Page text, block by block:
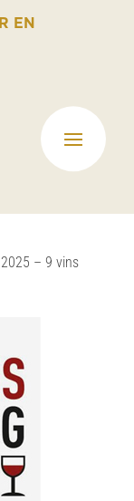
EN
– 9 vins